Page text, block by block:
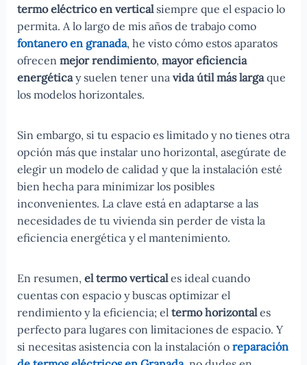
termo eléctrico en verticalsiempre que el espacio lo
permita. A lo largo de mis años de trabajo como
fontanero en granada, he visto cómo estos aparatos
ofrecen mejor rendimiento, mayor eficiencia
energéticay suelen tener una vida útil más largaque
los modelos horizontales.
Sin embargo, si tu espacio es limitado y no tienes otra
opción más que instalar uno horizontal, asegúrate de
elegir un modelo de calidad y que la instalación esté
bien hecha para minimizar los posibles
inconvenientes. La clave está en adaptarse a las
necesidades de tu vivienda sin perder de vista la
eficiencia energética y el mantenimiento.
En resumen, el termo verticales ideal cuando
cuentas con espacio y buscas optimizar el
rendimiento y la eficiencia; el termo horizontales
perfecto para lugares con limitaciones de espacio. Y
si necesitas asistencia con la instalación o reparación